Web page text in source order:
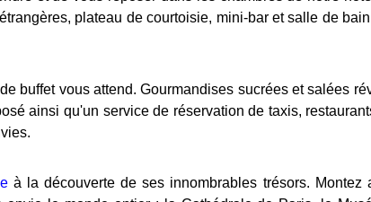
plateau de courtoisie, mini-bar et salle de
buffet vous attend. Gourmandises sucrées et salées
ainsi qu'un service de réservation de taxis,
à la découverte de ses innombrables trésors.